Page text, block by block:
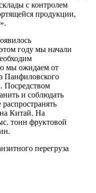
с контролем
продукции,
году мы начали
мы ожидаем от
Панфиловского
Посредством
и соблюдать
на Китай. На
тонн фруктовой
перегруза